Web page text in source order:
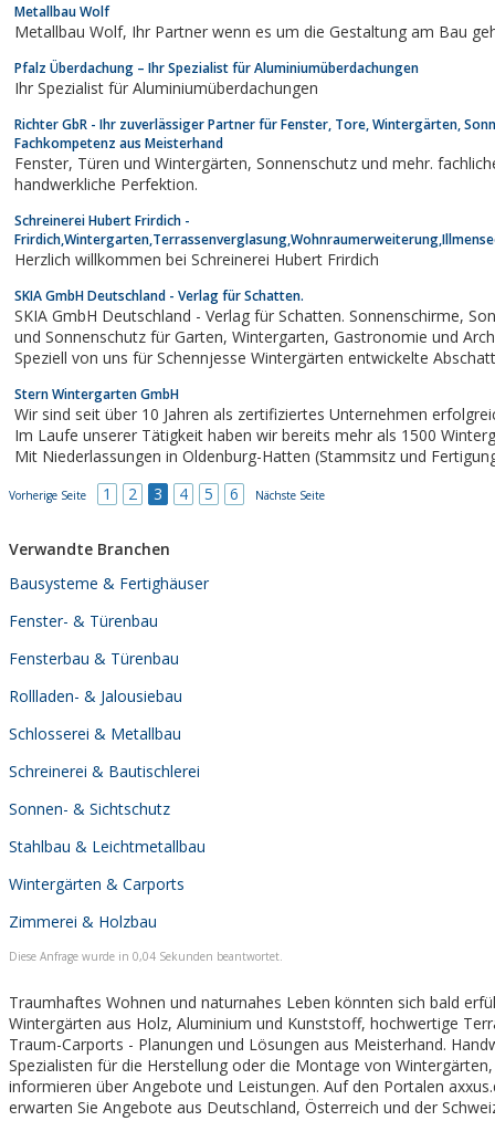
Metallbau Wolf
Metallbau Wolf, Ihr Partner wenn es um die Gestaltung am Bau
Pfalz Überdachung – Ihr Spezialist für Aluminiumüberdachungen
Ihr Spezialist für Aluminiumüberdachungen
Richter GbR - Ihr zuverlässiger Partner für Fenster, Tore, Wintergärten,
Fachkompetenz aus Meisterhand
Fenster, Türen und Wintergärten, Sonnenschutz und mehr. fachliche Kompetenz und
handwerkliche Perfektion.
Schreinerei Hubert Frirdich -
Herzlich willkommen bei Schreinerei Hubert Frirdich
SKIA GmbH Deutschland - Verlag für Schatten.
SKIA GmbH Deutschland - Verlag für Schatten. Sonnenschirme, Sonnensegel, Schattenspender
und Sonnenschutz für Garten, Wintergarten, Gastronomie und Architektur.Spannmaxxl: Die
Speziell von uns für Schennjesse Wintergärten entwickelte Abschattung, verwendet
Stern Wintergarten GmbH
Wir sind seit über 10 Jahren als zertifiziertes Unternehmen
Im Laufe unserer Tätigkeit haben wir bereits mehr als 1500
Mit Niederlassungen in Oldenburg-Hatten (Stammsitz und Fertigung), in Hamburg, Hannover
Vorherige Seite 1 2 3 4 5 6 Nächste Seite
Verwandte Branchen
Bausysteme & Fertighäuser
Fenster- & Türenbau
Fensterbau & Türenbau
Rollladen- & Jalousiebau
Schlosserei & Metallbau
Schreinerei & Bautischlerei
Sonnen- & Sichtschutz
Stahlbau & Leichtmetallbau
Wintergärten & Carports
Zimmerei & Holzbau
Diese Anfrage wurde in 0,04 Sekunden beantwortet.
Traumhaftes Wohnen und naturnahes Leben könnten sich bald
Wintergärten aus Holz, Aluminium und Kunststoff, hochwertige
Traum-Carports - Planungen und Lösungen aus Meisterhand.
Spezialisten für die Herstellung oder die Montage von
informieren über Angebote und Leistungen. Auf den Portalen
erwarten Sie Angebote aus Deutschland, Österreich und der